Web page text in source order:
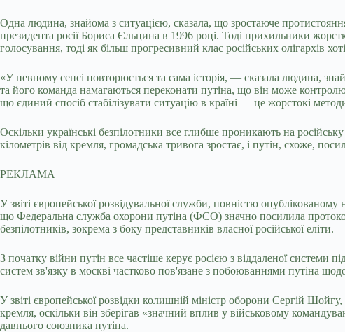
Одна людина, знайома з ситуацією, сказала, що зростаюче
президента росії Бориса Єльцина в 1996 році. Тоді прихильники
голосування, тоді як більш прогресивний клас російських олігархів
«У певному сенсі повторюється та сама історія, — сказала людина,
та його команда намагаються переконати путіна, що він може
що єдиний спосіб стабілізувати ситуацію в країні — це жорстокі
Оскільки українські безпілотники все глибше проникають на
кілометрів від кремля, громадська тривога зростає, і путін, схоже,
РЕКЛАМА
У звіті європейської розвідувальної служби, повністю
що Федеральна служба охорони путіна (ФСО) значно посилила
безпілотників, зокрема з боку представників власної російської еліти.
З початку війни путін все частіше керує росією з віддаленої системи
систем зв'язку в москві частково пов'язане з побоюваннями путіна
У звіті європейської розвідки колишній міністр оборони Сергій
кремля, оскільки він зберігав «значний вплив у військовому
давнього союзника путіна.